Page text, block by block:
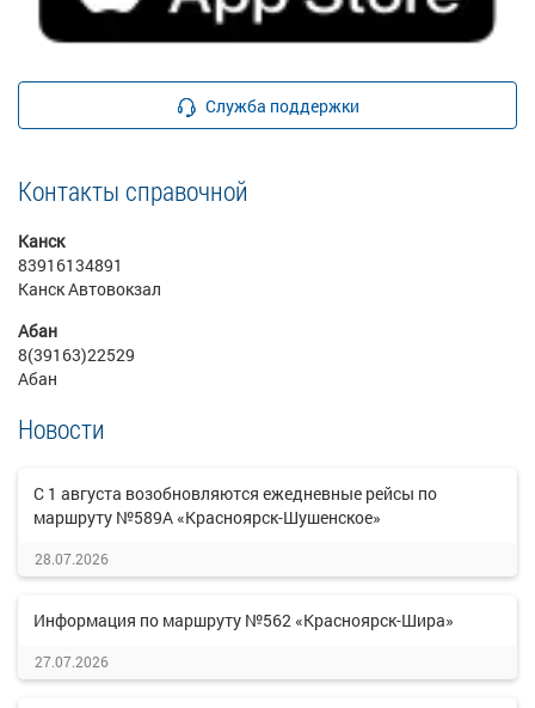
Служба поддержки
Контакты справочной
Канск
83916134891
Канск Автовокзал
Абан
8(39163)22529
Абан
Новости
С 1 августа возобновляются ежедневные рейсы по
маршруту №589А «Красноярск-Шушенское»
28.07.2026
Информация по маршруту №562 «Красноярск-Шира»
27.07.2026